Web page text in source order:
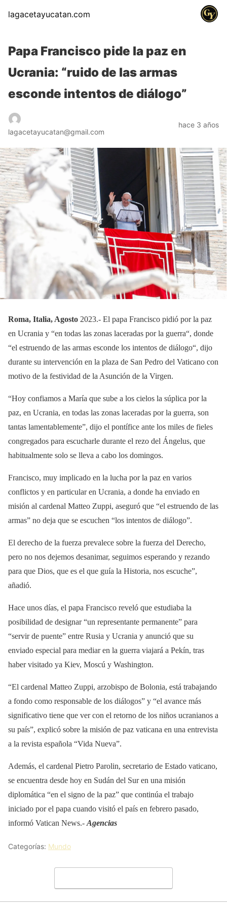
lagacetayucatan.com
Papa Francisco pide la paz en
Ucrania: “ruido de las armas
esconde intentos de diálogo”
lagacetayucatan@gmail.com
hace 3 años
Roma, Italia, Agosto 2023.- El papa Francisco pidió por la paz
en Ucrania y “en todas las zonas laceradas por la guerra“, donde
“el estruendo de las armas esconde los intentos de diálogo“, dijo
durante su intervención en la plaza de San Pedro del Vaticano con
motivo de la festividad de la Asunción de la Virgen.
“Hoy confiamos a María que sube a los cielos la súplica por la
paz, en Ucrania, en todas las zonas laceradas por la guerra, son
tantas lamentablemente”, dijo el pontífice ante los miles de fieles
congregados para escucharle durante el rezo del Ángelus, que
habitualmente solo se lleva a cabo los domingos.
Francisco, muy implicado en la lucha por la paz en varios
conflictos y en particular en Ucrania, a donde ha enviado en
misión al cardenal Matteo Zuppi, aseguró que “el estruendo de las
armas” no deja que se escuchen “los intentos de diálogo”.
El derecho de la fuerza prevalece sobre la fuerza del Derecho,
pero no nos dejemos desanimar, seguimos esperando y rezando
para que Dios, que es el que guía la Historia, nos escuche”,
añadió.
Hace unos días, el papa Francisco reveló que estudiaba la
posibilidad de designar “un representante permanente” para
“servir de puente” entre Rusia y Ucrania y anunció que su
enviado especial para mediar en la guerra viajará a Pekín, tras
haber visitado ya Kiev, Moscú y Washington.
“El cardenal Matteo Zuppi, arzobispo de Bolonia, está trabajando
a fondo como responsable de los diálogos” y “el avance más
significativo tiene que ver con el retorno de los niños ucranianos a
su país”, explicó sobre la misión de paz vaticana en una entrevista
a la revista española “Vida Nueva”.
Además, el cardenal Pietro Parolin, secretario de Estado vaticano,
se encuentra desde hoy en Sudán del Sur en una misión
diplomática “en el signo de la paz” que continúa el trabajo
iniciado por el papa cuando visitó el país en febrero pasado,
informó Vatican News.- Agencias
Categorías: Mundo